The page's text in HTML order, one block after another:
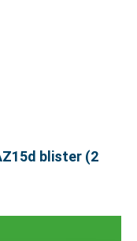
blister (2